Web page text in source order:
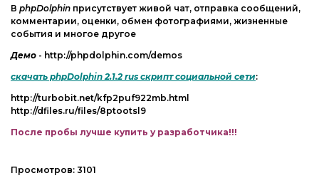
В phpDolphin присутствует живой чат, отправка сообщений,
комментарии, оценки, обмен фотографиями, жизненные
события и многое другое
Демо - http://phpdolphin.com/demos
скачать phpDolphin 2.1.2 rus скрипт социальной сети:
http://turbobit.net/kfp2puf922mb.html
http://dfiles.ru/files/8ptootsl9
После пробы лучше купить у разработчика!!!
Просмотров: 3101